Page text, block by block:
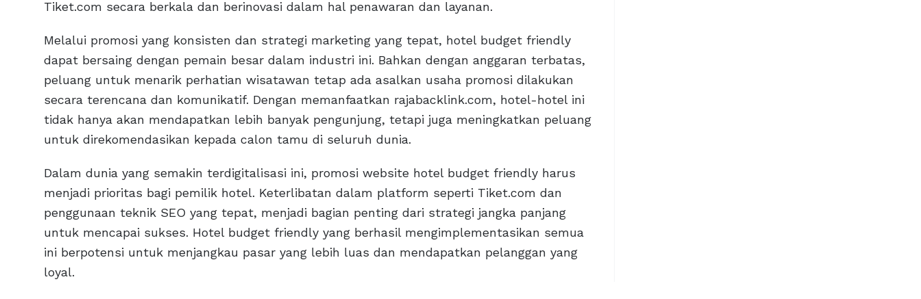
Tiket.com secara berkala dan berinovasi dalam hal penawaran dan layanan.
Melalui promosi yang konsisten dan strategi marketing yang tepat, hotel budget friendly
dapat bersaing dengan pemain besar dalam industri ini. Bahkan dengan anggaran terbatas,
peluang untuk menarik perhatian wisatawan tetap ada asalkan usaha promosi dilakukan
secara terencana dan komunikatif. Dengan memanfaatkan rajabacklink.com, hotel-hotel ini
tidak hanya akan mendapatkan lebih banyak pengunjung, tetapi juga meningkatkan peluang
untuk direkomendasikan kepada calon tamu di seluruh dunia.
Dalam dunia yang semakin terdigitalisasi ini, promosi website hotel budget friendly harus
menjadi prioritas bagi pemilik hotel. Keterlibatan dalam platform seperti Tiket.com dan
penggunaan teknik SEO yang tepat, menjadi bagian penting dari strategi jangka panjang
untuk mencapai sukses. Hotel budget friendly yang berhasil mengimplementasikan semua
ini berpotensi untuk menjangkau pasar yang lebih luas dan mendapatkan pelanggan yang
loyal.